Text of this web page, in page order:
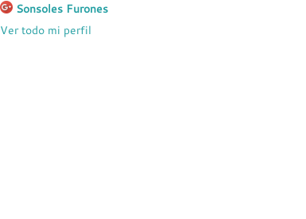
Sonsoles Furones
Ver todo mi perfil